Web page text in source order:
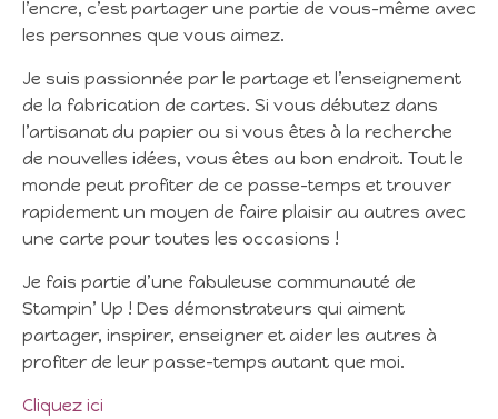
l’encre, c’est partager une partie de vous-même avec
les personnes que vous aimez.
Je suis passionnée par le partage et l’enseignement
de la fabrication de cartes. Si vous débutez dans
l’artisanat du papier ou si vous êtes à la recherche
de nouvelles idées, vous êtes au bon endroit. Tout le
monde peut profiter de ce passe-temps et trouver
rapidement un moyen de faire plaisir au autres avec
une carte pour toutes les occasions !
Je fais partie d’une fabuleuse communauté de
Stampin’ Up ! Des démonstrateurs qui aiment
partager, inspirer, enseigner et aider les autres à
profiter de leur passe-temps autant que moi.
Cliquez ici